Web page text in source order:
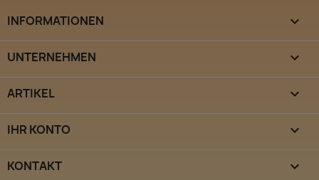
INFORMATIONEN 
UNTERNEHMEN 
ARTIKEL 
IHR KONTO 
KONTAKT keyboard_arrow_down